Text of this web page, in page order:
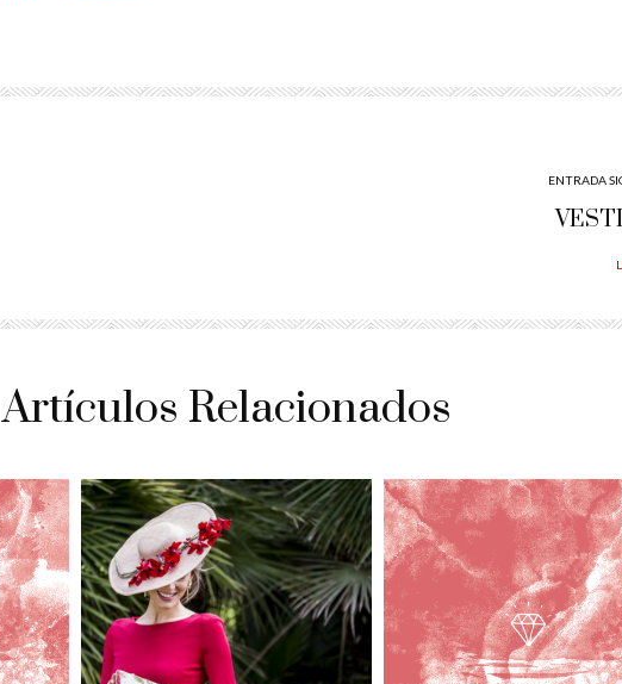
ENTRADA
Artículos Relacionados